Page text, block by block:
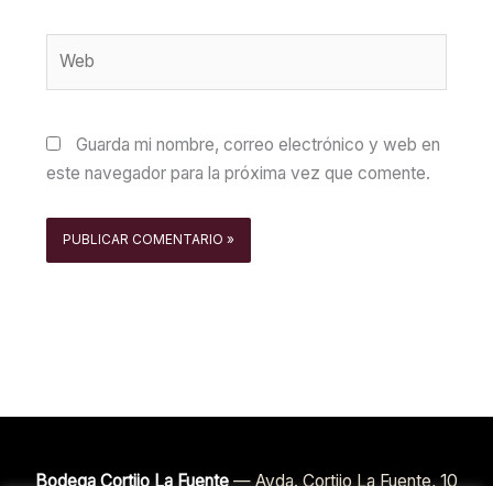
Guarda mi nombre, correo electrónico y web en
este navegador para la próxima vez que comente.
Bodega Cortijo La Fuente — Avda. Cortijo La Fuente, 10